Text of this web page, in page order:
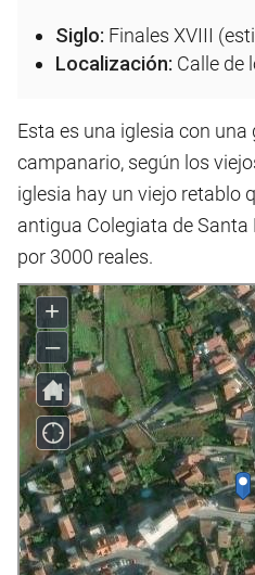
Siglo: Finales XVIII
Localización: Calle de
Esta es una iglesia con una
campanario, según los
iglesia hay un viejo retablo
antigua Colegiata de
por 3000 reales.